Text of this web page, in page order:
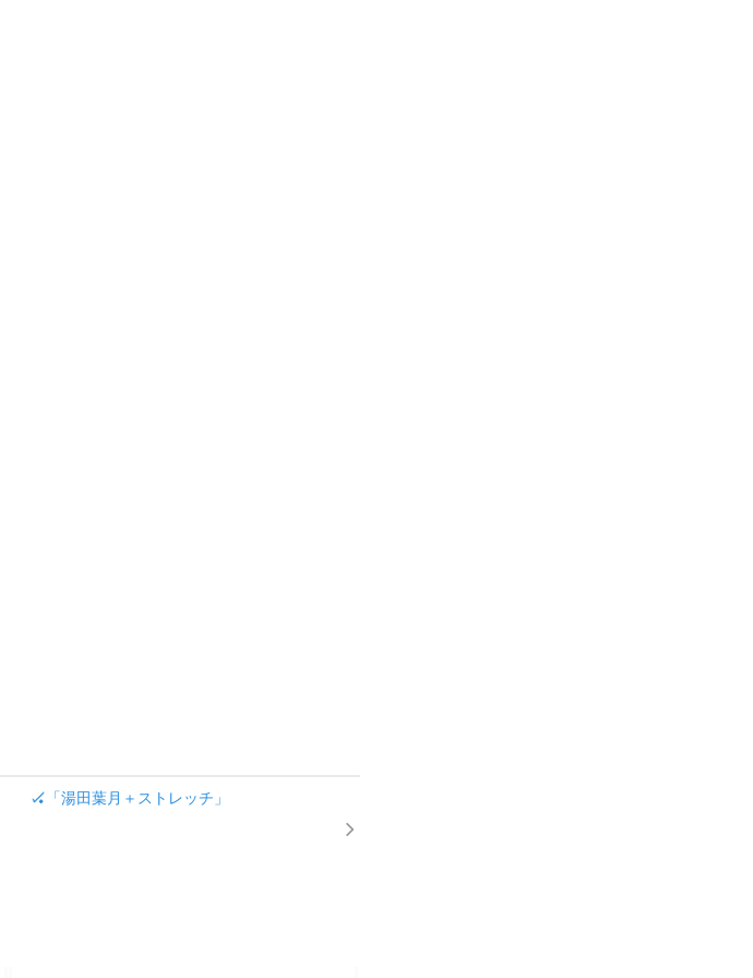
🏑「湯田葉月＋ストレッチ」